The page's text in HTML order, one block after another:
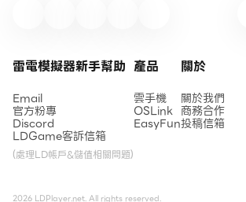
雷電模擬器新手幫助
Email
官方粉專
Discord
LDGame客訴信箱
(處理LD帳戶&儲值相關問題)
產品
雲手機
OSLink
EasyFun
關於
關於我們
商務合作
投稿信箱
2026 LDPlayer.net. All rights reserved.